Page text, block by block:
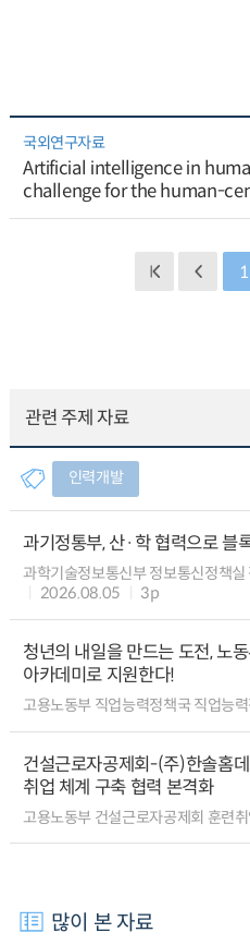
국외연구자료
Artificial intelligence in
challenge for the human-
1
관련 주제 자료
인력개발
과기정통부, 산·학 협력으로 블
과학기술정보통신부 정보통신정책
2026.08.05
3p
청년의 내일을 만드는 도전, 노
아카데미로 지원한다!
고용노동부 직업능력정책국 직업능
건설근로자공제회-(주)한솔홈
취업 체계 구축 협력 본격화
고용노동부 건설근로자공제회 훈련
많이 본 자료